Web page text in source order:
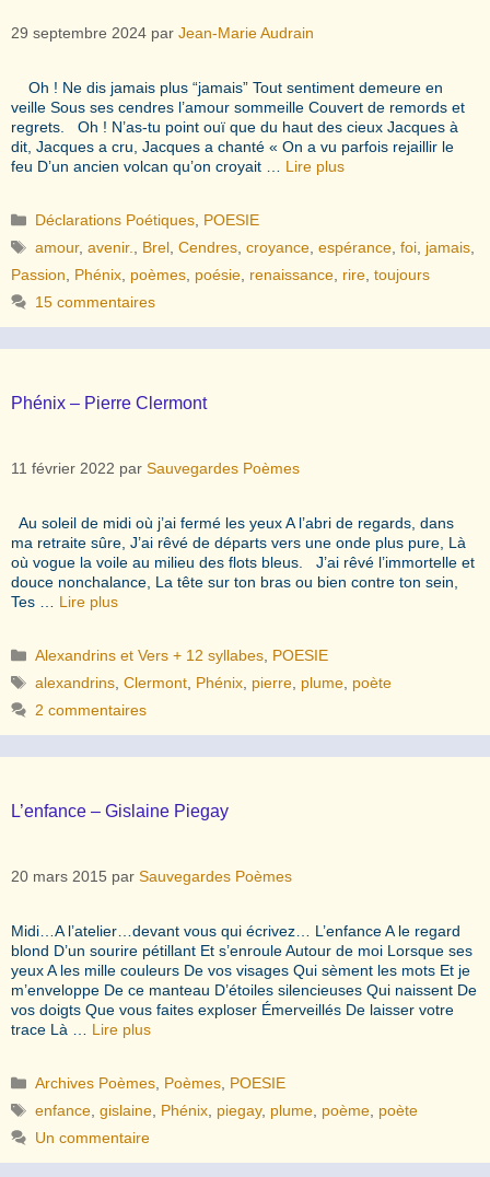
29 septembre 2024 par Jean-Marie Audrain
Oh ! Ne dis jamais plus “jamais” Tout sentiment demeure en
veille Sous ses cendres l’amour sommeille Couvert de remords et
regrets. Oh ! N’as-tu point ouï que du haut des cieux Jacques à
dit, Jacques a cru, Jacques a chanté « On a vu parfois rejaillir le
feu D’un ancien volcan qu’on croyait … Lire plus
Catégories
Déclarations Poétiques POESIE
Étiquettes
amour,avenir. Brel ,Cendres ,croyance ,espérance ,foi jamais
Passion
Phénix poèmes poésie renaissance rire toujours
15 commentaires
Phénix – Pierre Clermont
11 février 2022 par Sauvegardes Poèmes
Au soleil de midi où j’ai fermé les yeux A l’abri de regards, dans
ma retraite sûre, J’ai rêvé de départs vers une onde plus pure, Là
où vogue la voile au milieu des flots bleus. J’ai rêvé l’immortelle et
douce nonchalance, La tête sur ton bras ou bien contre ton sein,
Tes … Lire plus
Catégories
Alexandrins et Vers + 12 syllabes POESIE
Étiquettes
alexandrins ,Clermont Phénix pierre plume poète
2 commentaires
L’enfance – Gislaine Piegay
20 mars 2015 par Sauvegardes Poèmes
Midi…A l’atelier…devant vous qui écrivez… L’enfance A le regard
blond D’un sourire pétillant Et s’enroule Autour de moi Lorsque ses
yeux A les mille couleurs De vos visages Qui sèment les mots Et je
m’enveloppe De ce manteau D’étoiles silencieuses Qui naissent De
vos doigts Que vous faites exploser Émerveillés De laisser votre
trace Là … Lire plus
Catégories
Archives Poèmes Poèmes POESIE
Étiquettes
enfance ,gislaine Phénix piegay, plume poème poète
Un commentaire